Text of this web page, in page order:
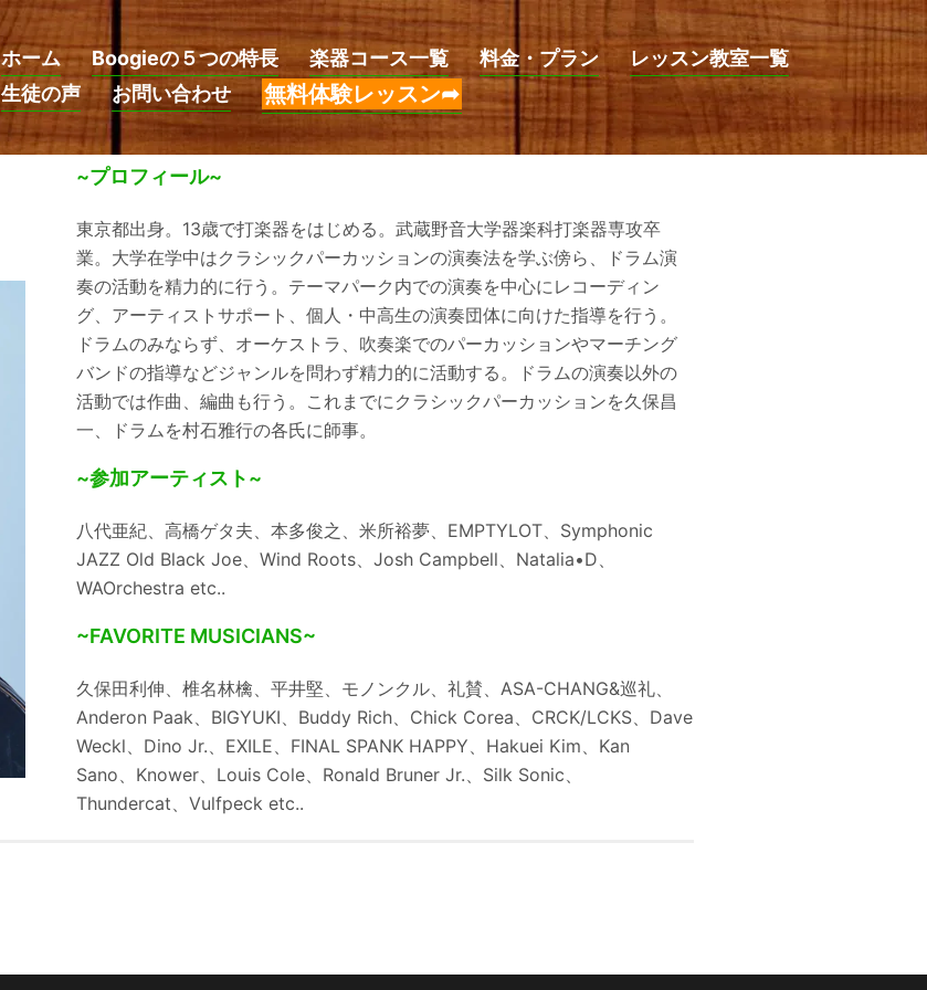
ホーム Boogieの５つの特長 楽器コース一覧 料金・プラン
レッスン教室一覧
生徒の声
お問い合わせ 無料体験レッスン➦
~プロフィール~
東京都出身。13歳で打楽器をはじめる。武蔵野音大学器楽科打楽器専攻卒
業。大学在学中はクラシックパーカッションの演奏法を学ぶ傍ら、ドラム演
奏の活動を精力的に行う。テーマパーク内での演奏を中心にレコーディン
グ、アーティストサポート、個人・中高生の演奏団体に向けた指導を行う。
ドラムのみならず、オーケストラ、吹奏楽でのパーカッションやマーチング
バンドの指導などジャンルを問わず精力的に活動する。ドラムの演奏以外の
活動では作曲、編曲も行う。これまでにクラシックパーカッションを久保昌
一、ドラムを村石雅行の各氏に師事。
~参加アーティスト~
八代亜紀、高橋ゲタ夫、本多俊之、米所裕夢、EMPTYLOT、Symphonic
JAZZ Old Black Joe、Wind Roots、Josh Campbell、Natalia•D、
WAOrchestra etc..
~FAVORITE MUSICIANS~
久保田利伸、椎名林檎、平井堅、モノンクル、礼賛、ASA-CHANG&巡礼、
Anderon Paak、BIGYUKI、Buddy Rich、Chick Corea、CRCK/LCKS、Dave
Weckl、Dino Jr.、EXILE、FINAL SPANK HAPPY、Hakuei Kim、Kan
Sano、Knower、Louis Cole、Ronald Bruner Jr.、Silk Sonic、
Thundercat、Vulfpeck etc..